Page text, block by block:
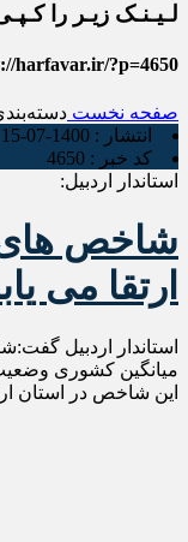
لـیـنـک زیـر را
harfavar.ir/?p=4650
صفحه نخست
انتشار : 1400-07-15 - 16:55
کد خبر : 4650
استاندار اردبیل:
شاخص های
ارتقا می
استاندار اردبیل
میانگین کشوری
این شاخص در استان